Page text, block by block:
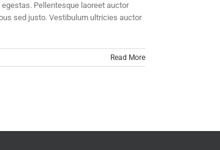
Pellentesque laoreet auctor
sed justo. Vestibulum ultricies auctor
Read More